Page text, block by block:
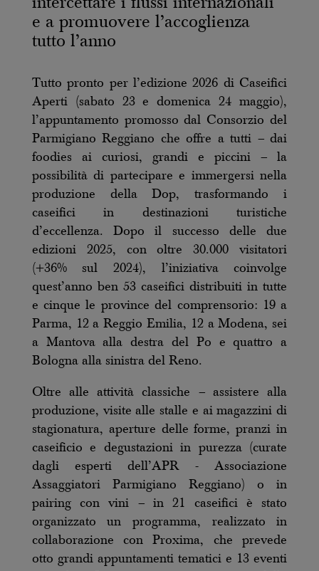
intercettare i flussi internazionali
e a promuovere l’accoglienza
tutto l’anno
Tutto pronto per l’edizione 2026 di Caseifici
Aperti (sabato 23 e domenica 24 maggio),
l’appuntamento promosso dal Consorzio del
Parmigiano Reggiano che offre a tutti – dai
foodies ai curiosi, grandi e piccini – la
possibilità di partecipare e immergersi nella
produzione della Dop, trasformando i
caseifici in destinazioni turistiche
d’eccellenza. Dopo il successo delle due
edizioni 2025, con oltre 30.000 visitatori
(+36% sul 2024), l’iniziativa coinvolge
quest’anno ben 53 caseifici distribuiti in tutte
e cinque le province del comprensorio: 19 a
Parma, 12 a Reggio Emilia, 12 a Modena, sei
a Mantova alla destra del Po e quattro a
Bologna alla sinistra del Reno.
Oltre alle attività classiche – assistere alla
produzione, visite alle stalle e ai magazzini di
stagionatura, aperture delle forme, pranzi in
caseificio e degustazioni in purezza (curate
dagli esperti dell’APR - Associazione
Assaggiatori Parmigiano Reggiano) o in
pairing con vini – in 21 caseifici è stato
organizzato un programma, realizzato in
collaborazione con Proxima, che prevede
otto grandi appuntamenti tematici e 13 eventi